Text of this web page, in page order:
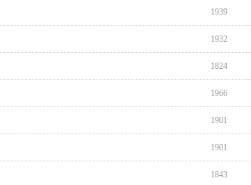
1939
1932
1824
1966
1901
1901
1843